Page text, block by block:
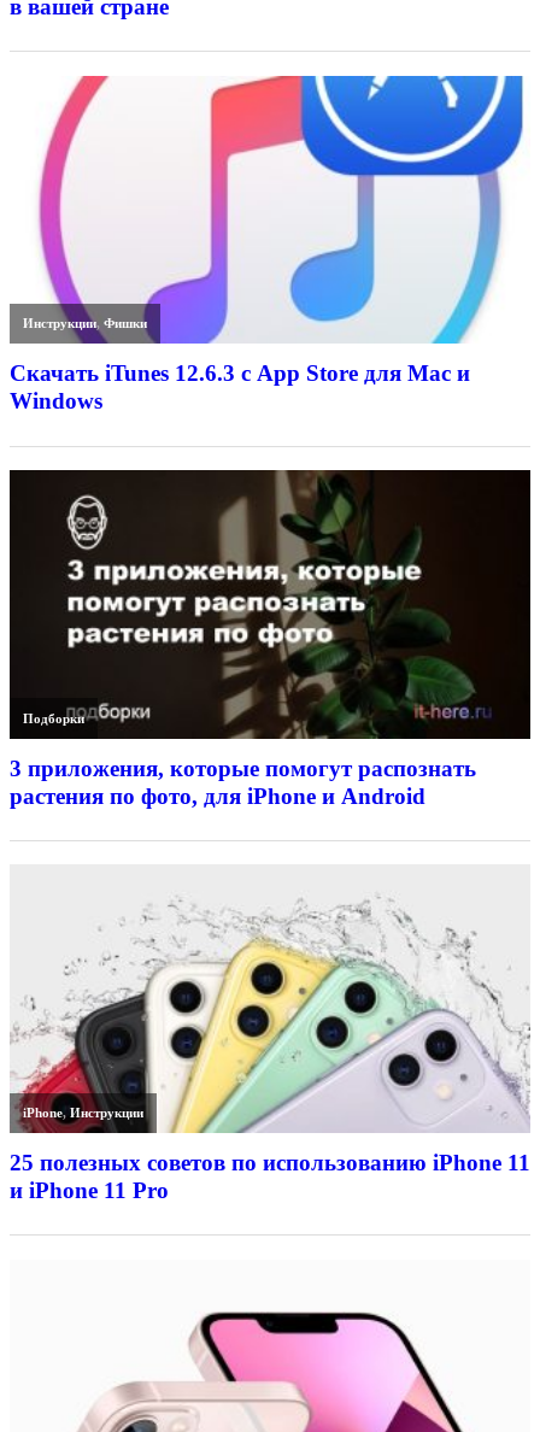
в вашей стране
Инструкции,Фишки
Скачать iTunes 12.6.3 с App Store для Mac и
Windows
Подборки
3 приложения, которые помогут распознать
растения по фото, для iPhone и Android
iPhone,Инструкции
25 полезных советов по использованию iPhone 11
и iPhone 11 Pro